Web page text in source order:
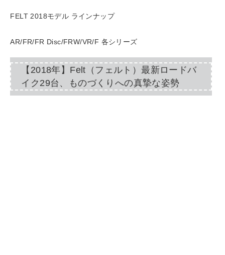
FELT 2018モデル ラインナップ
AR/FR/FR Disc/FRW/VR/F 各シリーズ
【2018年】Felt（フェルト）最新ロードバ
イク29台、ものづくりへの真摯な姿勢